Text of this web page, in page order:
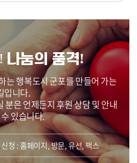
나눔의 품격!
는 행복도시 군포를 만들어 가는
입니다.
분은 언제든지 후원 상담 및 안내
있습니다.
신청 : 홈페이지, 방문, 유선, 팩스